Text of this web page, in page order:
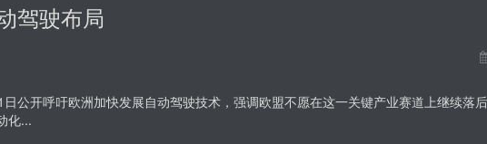
驾驶布局
公开呼吁欧洲加快发展自动驾驶技术，强调欧盟不愿在这一关键产业赛道上继续落
化...